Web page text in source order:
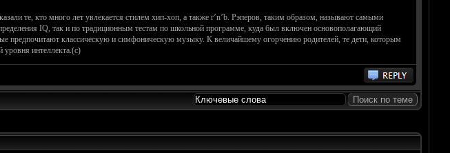
те, кто много лет увлекается стилем хип-хоп, а также r’n’b. Рэперов, таким образом, называют самыми
IQ, так и по традиционным тестам по школьной программе, куда был включен основополагающий
предпочитают классическую и симфоническую музыку. К величайшему огорчению родителей, те дети, которым
уровня интеллекта.(с)